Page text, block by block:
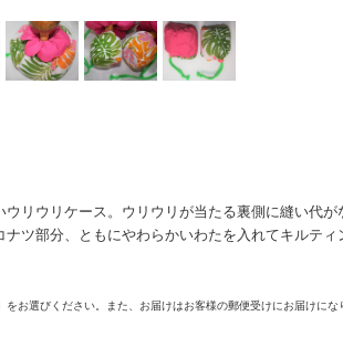
ウリウリケース。ウリウリが当たる裏側に縫い代
ナツ部分、ともにやわらかいわたを入れてキルティ
をお選びください。また、お届けはお客様の郵便受けにお届けに